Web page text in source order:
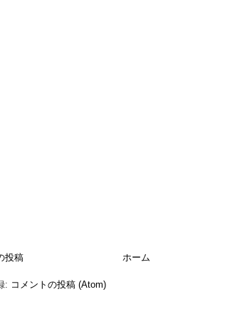
投稿 ホーム
: コメントの投稿 (Atom)